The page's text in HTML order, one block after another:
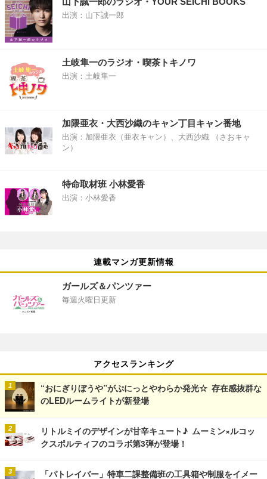
出演：山下誠一郎
土岐隼一のラジオ・喫茶トキノワ
出演：土岐隼一
加隈亜衣・大西沙織のキャン丁目キャン番地
出演：加隈亜衣（亜衣キャン）、大西沙織 （さおキャ
ン）
特命取材班 小林愛香
出演：小林愛香
連載マンガ更新情報
ガールズ＆パンツァー
毎週火曜日更新
アクセスランキング
“おにぎりぼうや”がぷにっとやわらか発光☆ 存在感抜群な
のLEDルームライトが新登場
リトルミイのデザインが甘辛キュート♪ ムーミン×ルコッ
クスポルティフのコラボ第3弾が登場！
「パトレイバー」特車二課整備班の工具箱や制服をイメー